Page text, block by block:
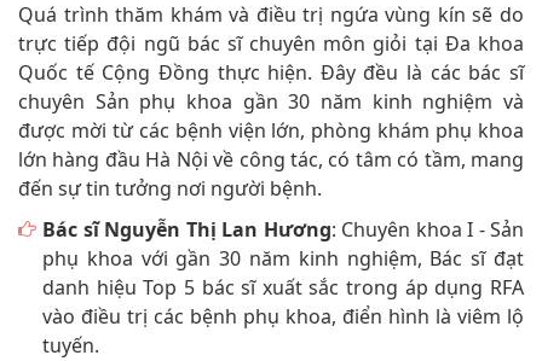
Quá trình thăm khám và điều trị ngứa vùng kín sẽ do
trực tiếp đội ngũ bác sĩ chuyên môn giỏi tại Đa khoa
Quốc tế Cộng Đồng thực hiện. Đây đều là các bác sĩ
chuyên Sản phụ khoa gần 30 năm kinh nghiệm và
được mời từ các bệnh viện lớn, phòng khám phụ khoa
lớn hàng đầu Hà Nội về công tác, có tâm có tầm, mang
đến sự tin tưởng nơi người bệnh.
Bác sĩ Nguyễn Thị Lan Hương: Chuyên khoa I - Sản
phụ khoa với gần 30 năm kinh nghiệm, Bác sĩ đạt
danh hiệu Top 5 bác sĩ xuất sắc trong áp dụng RFA
vào điều trị các bệnh phụ khoa, điển hình là viêm lộ
tuyến.